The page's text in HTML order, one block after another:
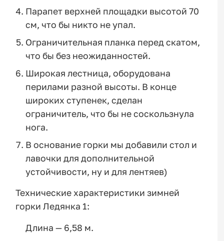
Парапет верхней площадки высотой 70
см, что бы никто не упал.
Ограничительная планка перед скатом,
что бы без неожиданностей.
Широкая лестница, оборудована
перилами разной высоты. В конце
широких ступенек, сделан
ограничитель, что бы не соскользнула
нога.
В основание горки мы добавили стол и
лавочки для дополнительной
устойчивости, ну и для лентяев)
Технические характеристики зимней
горки Ледянка 1:
Длина — 6,58 м.